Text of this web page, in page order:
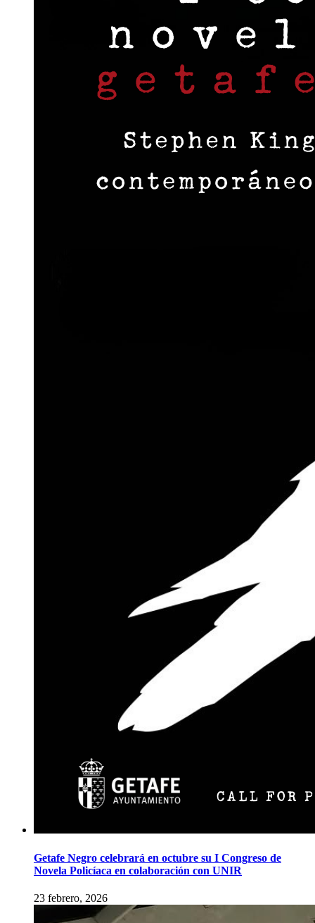
Getafe Negro celebrará en octubre su I Congreso de
Novela Policíaca en colaboración con UNIR
23 febrero, 2026